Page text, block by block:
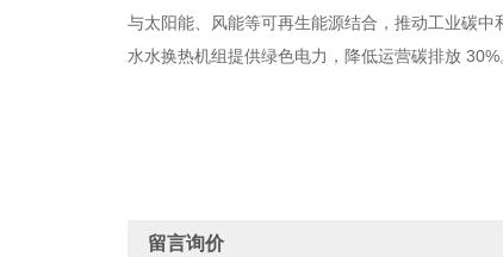
与太阳能、风能等可再生能源结合，推动工业碳
水水换热机组提供绿色电力，降低运营碳排放 30%
留言询价